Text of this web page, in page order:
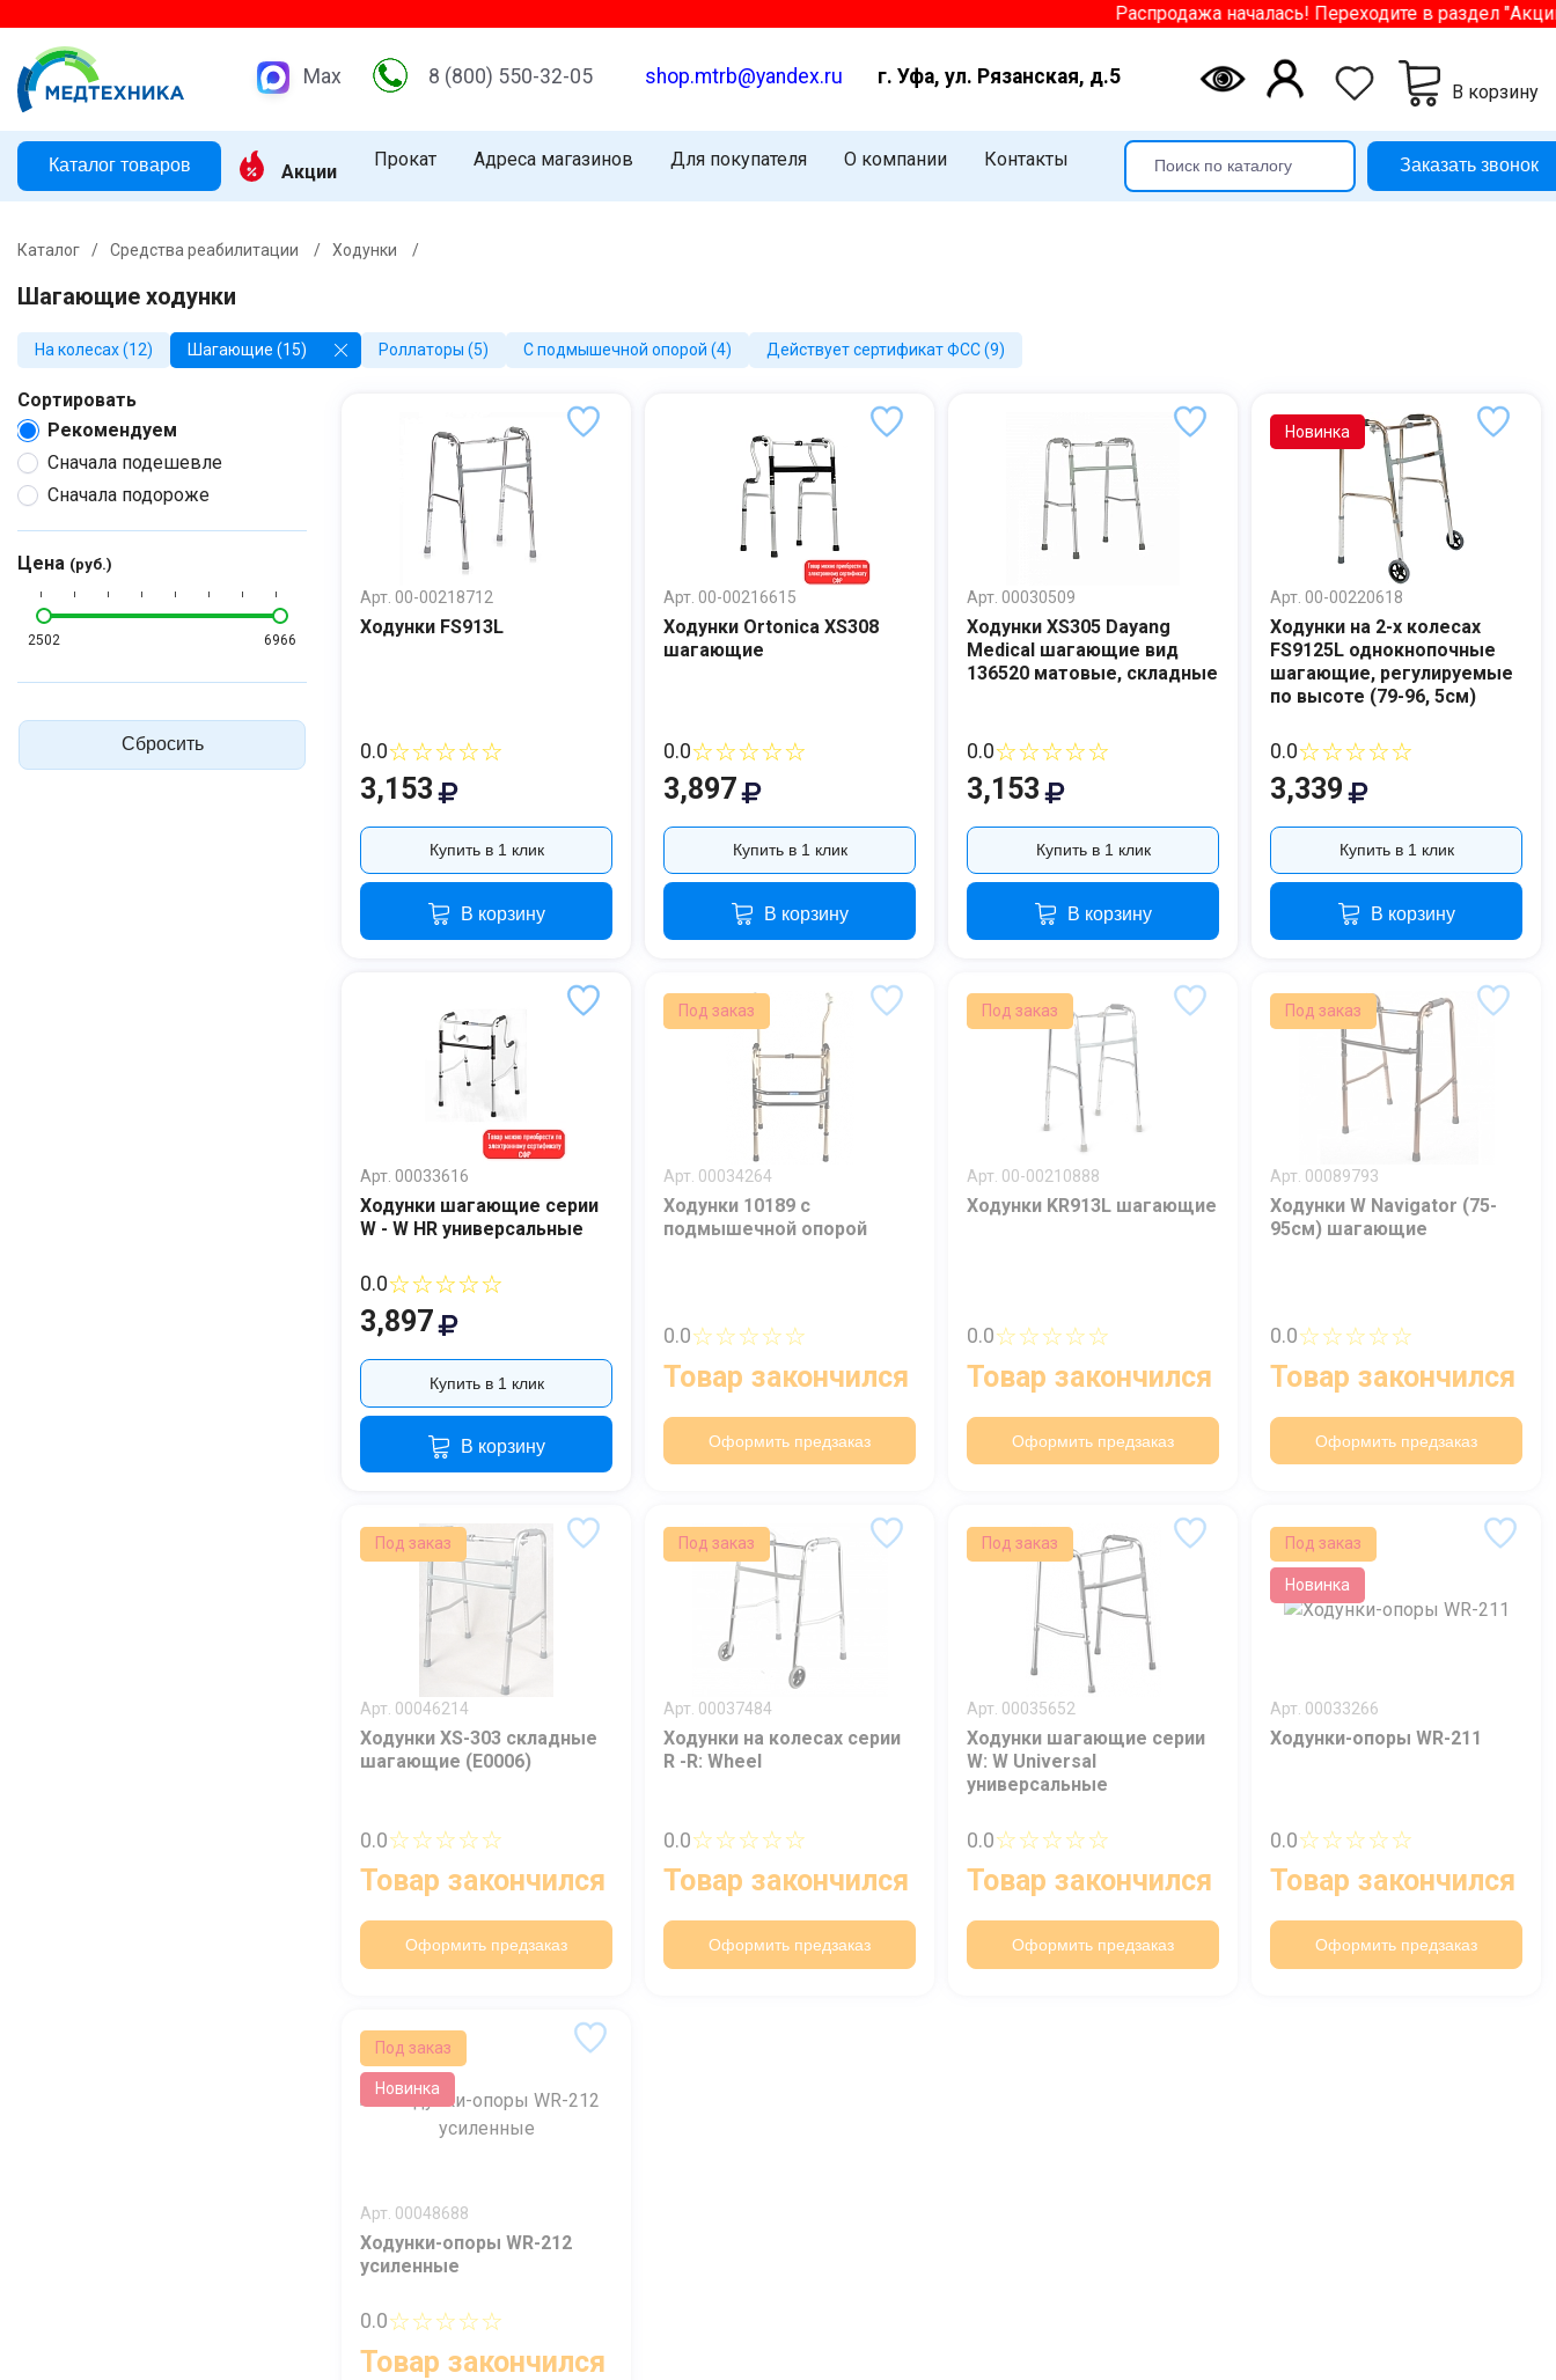
Распродажа началась! Переходите в раздел "Акции" и
Max 8 (800) 550-32-05 shop.mtrb@yandex.ru г. Уфа, ул. Рязанская, д.5
В корзину
Каталог товаров Акции
Прокат Адреса магазинов Для покупателя О компании Контакты Заказать звонок
Каталог / Средства реабилитации / Ходунки /
Шагающие ходунки
На колесах (12) Шагающие (15) Роллаторы (5) С подмышечной опорой (4) Действует сертификат ФСС (9)
Сортировать
Рекомендуем
Сначала подешевле
Сначала подороже
Цена (руб.)
2502 6966
Сбросить
Арт. 00-00218712
Ходунки FS913L
0.0☆☆☆☆☆
3,153
Купить в 1 клик
В корзину
Арт. 00-00216615
Ходунки Ortonica XS308
шагающие
0.0☆☆☆☆☆
3,897
Купить в 1 клик
В корзину
Арт. 00030509
Ходунки XS305 Dayang
Medical шагающие вид
136520 матовые, складные
0.0☆☆☆☆☆
3,153
Купить в 1 клик
В корзину
Новинка
Арт. 00-00220618
Ходунки на 2-х колесах
FS9125L однокнопочные
шагающие, регулируемые
по высоте (79-96, 5см)
0.0☆☆☆☆☆
3,339
Купить в 1 клик
В корзину
Арт. 00033616
Ходунки шагающие серии
W - W HR универсальные
0.0☆☆☆☆☆
3,897
Купить в 1 клик
В корзину
Под заказ
Арт. 00034264
Ходунки 10189 с
подмышечной опорой
0.0☆☆☆☆☆
Товар закончился
Оформить предзаказ
Под заказ
Арт. 00-00210888
Ходунки KR913L шагающие
0.0☆☆☆☆☆
Товар закончился
Оформить предзаказ
Под заказ
Арт. 00089793
Ходунки W Navigator (75-
95см) шагающие
0.0☆☆☆☆☆
Товар закончился
Оформить предзаказ
Под заказ
Арт. 00046214
Ходунки XS-303 складные
шагающие (Е0006)
0.0☆☆☆☆☆
Товар закончился
Оформить предзаказ
Под заказ
Арт. 00037484
Ходунки на колесах серии
R -R: Wheel
0.0☆☆☆☆☆
Товар закончился
Оформить предзаказ
Под заказ
Арт. 00035652
Ходунки шагающие серии
W: W Universal
универсальные
0.0☆☆☆☆☆
Товар закончился
Оформить предзаказ
Под заказ
Новинка
Арт. 00033266
Ходунки-опоры WR-211
0.0☆☆☆☆☆
Товар закончился
Оформить предзаказ
Под заказ
Новинка
Арт. 00048688
Ходунки-опоры WR-212
усиленные
0.0☆☆☆☆☆
Товар закончился